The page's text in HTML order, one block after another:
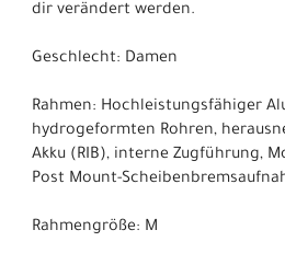
dir verändert werden.
Geschlecht: Damen
Rahmen: Hochleistungsfähiger
hydrogeformten Rohren,
Akku (RIB), interne Zugführung,
Post Mount-
Rahmengröße: M